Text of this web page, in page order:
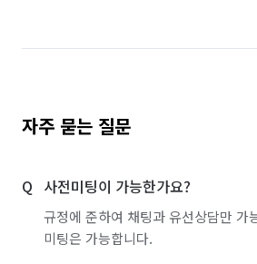
자주 묻는 질문
사전미팅이 가능한가요?
규정에 준하여 채팅과 유선상담만 가
미팅은 가능합니다.